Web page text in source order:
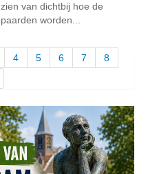
zien van dichtbij hoe de
paarden worden...
4 5 6 7
8